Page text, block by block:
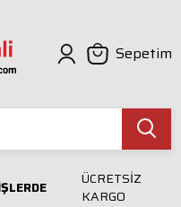
Sepetim
ÜCRETSİZ
KARGO